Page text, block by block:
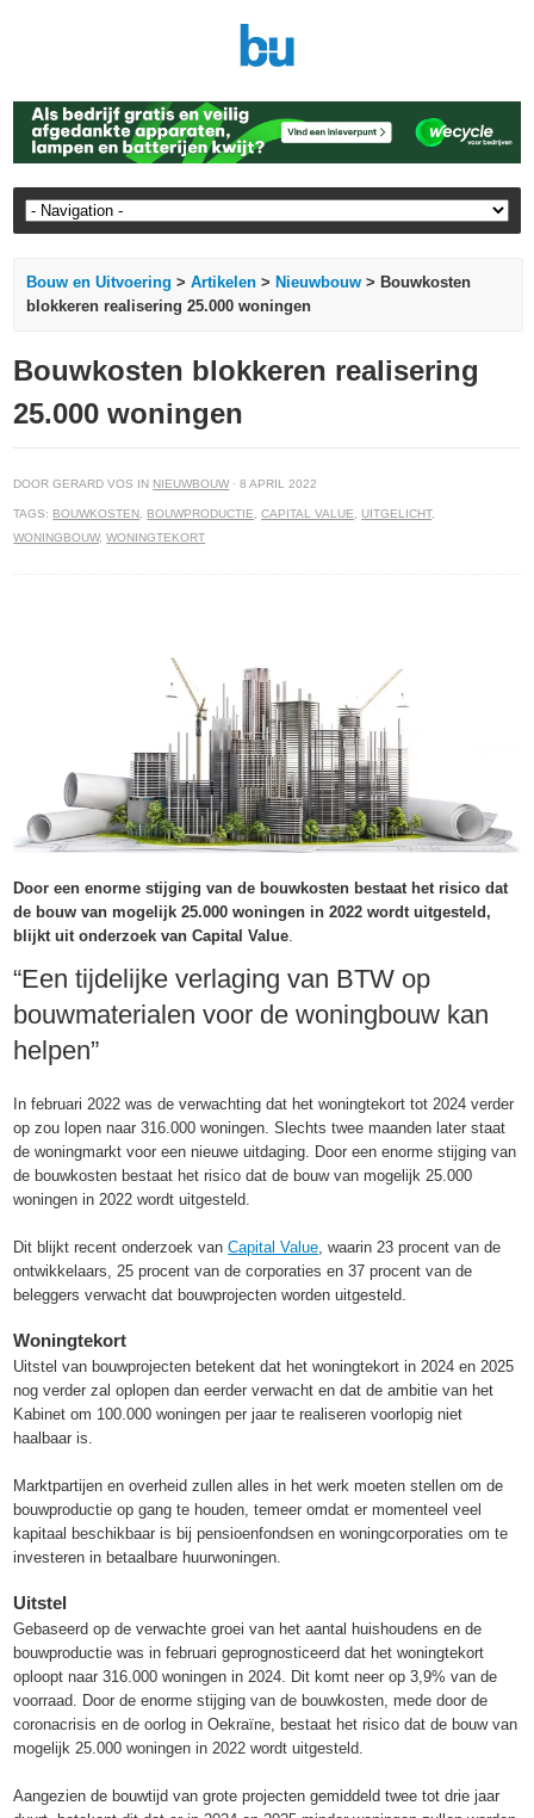
Bouw en Uitvoering >Artikelen > Nieuwbouw > Bouwkosten
blokkeren realisering 25.000 woningen
Bouwkosten blokkeren realisering
25.000 woningen
DOOR GERARD VOS IN NIEUWBOUW· 8 APRIL 2022
TAGS: BOUWKOSTEN, BOUWPRODUCTIE,CAPITAL VALUE,UITGELICHT,
WONINGBOUW,WONINGTEKORT
Door een enorme stijging van de bouwkosten bestaat het risico dat
de bouw van mogelijk 25.000 woningen in 2022 wordt uitgesteld,
blijkt uit onderzoek van Capital Value.
“Een tijdelijke verlaging van BTW op
bouwmaterialen voor de woningbouw kan
helpen”
In februari 2022 was de verwachting dat het woningtekort tot 2024 verder
op zou lopen naar 316.000 woningen. Slechts twee maanden later staat
de woningmarkt voor een nieuwe uitdaging. Door een enorme stijging van
de bouwkosten bestaat het risico dat de bouw van mogelijk 25.000
woningen in 2022 wordt uitgesteld.
Dit blijkt recent onderzoek vanCapital Value, waarin 23 procent van de
ontwikkelaars, 25 procent van de corporaties en 37 procent van de
beleggers verwacht dat bouwprojecten worden uitgesteld.
Woningtekort
Uitstel van bouwprojecten betekent dat het woningtekort in 2024 en 2025
nog verder zal oplopen dan eerder verwacht en dat de ambitie van het
Kabinet om 100.000 woningen per jaar te realiseren voorlopig niet
haalbaar is.
Marktpartijen en overheid zullen alles in het werk moeten stellen om de
bouwproductie op gang te houden, temeer omdat er momenteel veel
kapitaal beschikbaar is bij pensioenfondsen en woningcorporaties om te
investeren in betaalbare huurwoningen.
Uitstel
Gebaseerd op de verwachte groei van het aantal huishoudens en de
bouwproductie was in februari geprognosticeerd dat het woningtekort
oploopt naar 316.000 woningen in 2024. Dit komt neer op 3,9% van de
voorraad. Door de enorme stijging van de bouwkosten, mede door de
coronacrisis en de oorlog in Oekraïne, bestaat het risico dat de bouw van
mogelijk 25.000 woningen in 2022 wordt uitgesteld.
Aangezien de bouwtijd van grote projecten gemiddeld twee tot drie jaar